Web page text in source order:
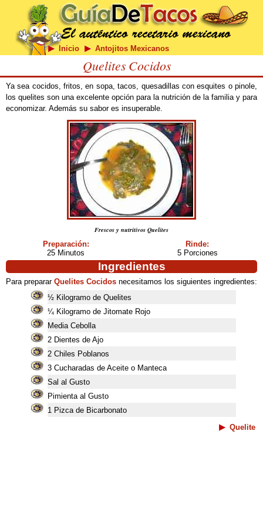
Inicio Antojitos Mexicanos
Quelites Cocidos
Ya sea cocidos, fritos, en sopa, tacos, quesadillas con esquites o pinole,
los quelites son una excelente opción para la nutrición de la familia y para
economizar. Además su sabor es insuperable.
Frescos y nutritivos Quelites
Preparación:
25 Minutos
Rinde:
5 Porciones
Ingredientes
Para preparar Quelites Cocidos necesitamos los siguientes ingredientes:
½ Kilogramo de Quelites
¼ Kilogramo de Jitomate Rojo
Media Cebolla
2 Dientes de Ajo
2 Chiles Poblanos
3 Cucharadas de Aceite o Manteca
Sal al Gusto
Pimienta al Gusto
1 Pizca de Bicarbonato
Quelite